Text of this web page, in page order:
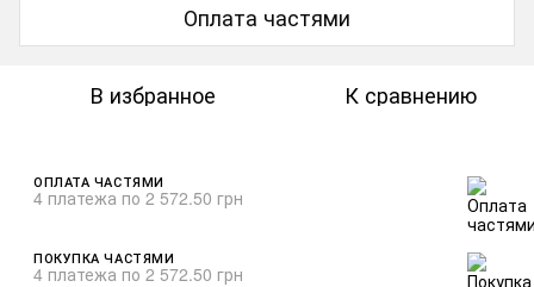
Оплата частями
В избранное К сравнению
ОПЛАТА ЧАСТЯМИ
4 платежа по 2 572.50 грн
ПОКУПКА ЧАСТЯМИ
4 платежа по 2 572.50 грн